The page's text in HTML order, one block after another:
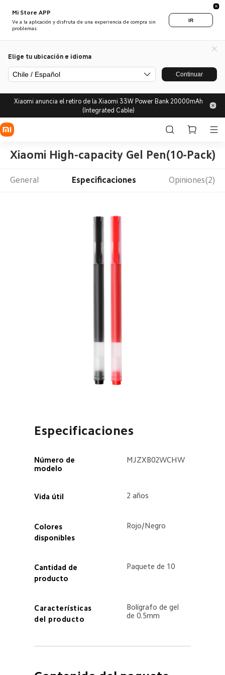
Mi Store APP
Ve a la aplicación y disfruta de una experiencia de compra sin
problemas.
IR
Elige tu ubicación e idioma
Chile / Español Continuar
Xiaomi anuncia el retiro de la Xiaomi 33W Power Bank 20000mAh
(Integrated Cable)
Xiaomi High-capacity Gel Pen(10-Pack)
General Especificaciones Opiniones(2)
Especificaciones
Número de
modelo
MJZXB02WCHW
Vida útil 2 años
Colores
disponibles
Rojo/Negro
Cantidad de
producto
Paquete de 10
Características
del producto
Bolígrafo de gel
de 0.5mm